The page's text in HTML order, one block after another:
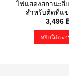
ไฟแสดงสถานะสี
สำหรับติดที่แ
3,496
หยิบใส่ตะก